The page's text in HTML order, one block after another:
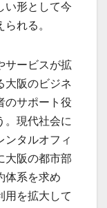
い形として今
れる。
サービスが拡
大阪のビジネ
のサポート役
。現代社会に
ンタルオフィ
大阪の都市部
体系を求め
用を拡大して